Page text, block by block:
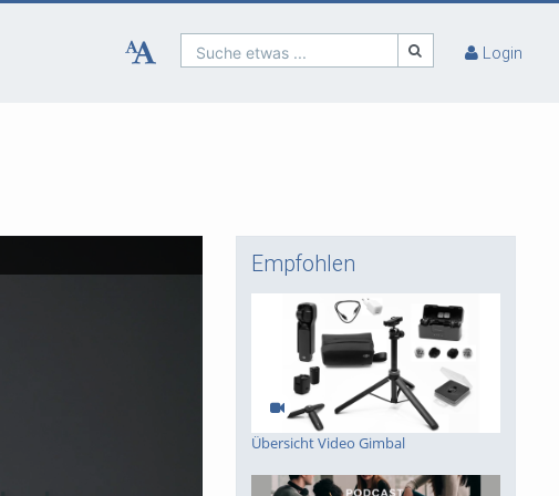
Suche etwas ... Login
Empfohlen
Übersicht Video Gimbal